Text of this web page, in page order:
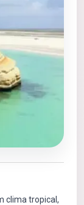
clima tropical,